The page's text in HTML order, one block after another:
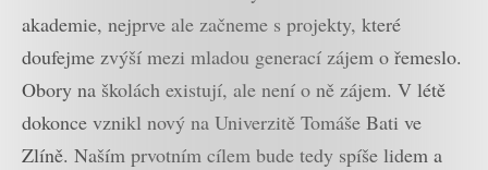
akademie, nejprve ale začneme s projekty, které
doufejme zvýší mezi mladou generací zájem o řemeslo.
Obory na školách existují, ale není o ně zájem. V létě
dokonce vznikl nový na Univerzitě Tomáše Bati ve
Zlíně. Naším prvotním cílem bude tedy spíše lidem a